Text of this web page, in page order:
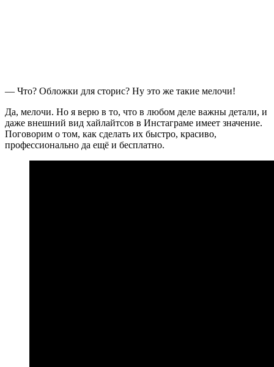
— Что? Обложки для сторис? Ну это же такие мелочи!
Да, мелочи. Но я верю в то, что в любом деле важны детали, и
даже внешний вид хайлайтсов в Инстаграме имеет значение.
Поговорим о том, как сделать их быстро, красиво,
профессионально да ещё и бесплатно.